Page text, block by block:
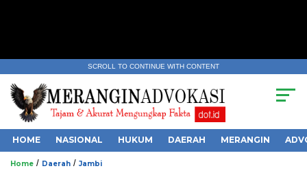
SCROLL TO CONTINUE WITH CONTENT
HOME NASIONAL HUKUM DAERAH MERANGIN
Home / Daerah / Jambi